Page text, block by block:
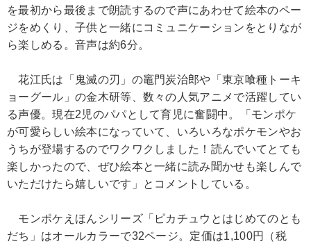
を最初から最後まで朗読するので声にあわせて絵本のペー
ジをめくり、子供と一緒にコミュニケーションをとりなが
ら楽しめる。音声は約6分。
花江氏は「鬼滅の刃」の竈門炭治郎や「東京喰種トーキ
ョーグール」の金木研等、数々の人気アニメで活躍してい
る声優。現在2児のパパとして育児に奮闘中。「モンポケ
が可愛らしい絵本になっていて、いろいろなポケモンやお
うちが登場するのでワクワクしました！読んでいてとても
楽しかったので、ぜひ絵本と一緒に読み聞かせも楽しんで
いただけたら嬉しいです」とコメントしている。
モンポケえほんシリーズ「ピカチュウとはじめてのとも
だち」はオールカラーで32ページ。定価は1,100円（税